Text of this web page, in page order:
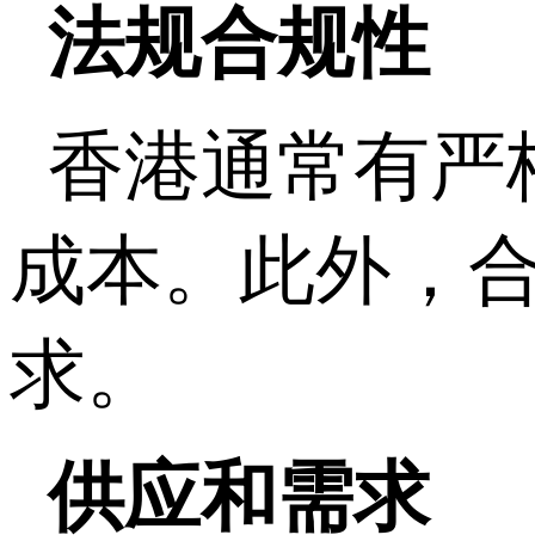
法规合规性
香港通常有严
成本。此外，
求。
供应和需求